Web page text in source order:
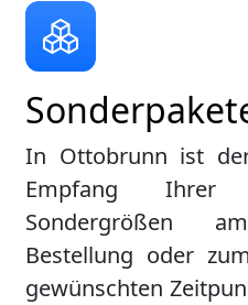
In Ottobrunn ist
Empfang
Sondergrößen
Bestellung oder
gewünschten